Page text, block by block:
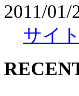
2011/01/
サイ